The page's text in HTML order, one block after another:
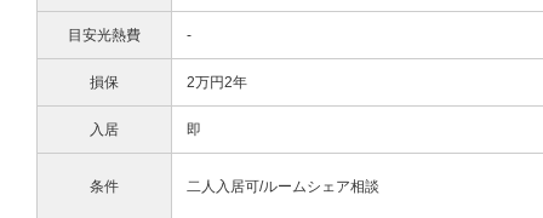
目安光熱費 -
損保 2万円2年
入居 即
条件 二人入居可/ルームシェア相談